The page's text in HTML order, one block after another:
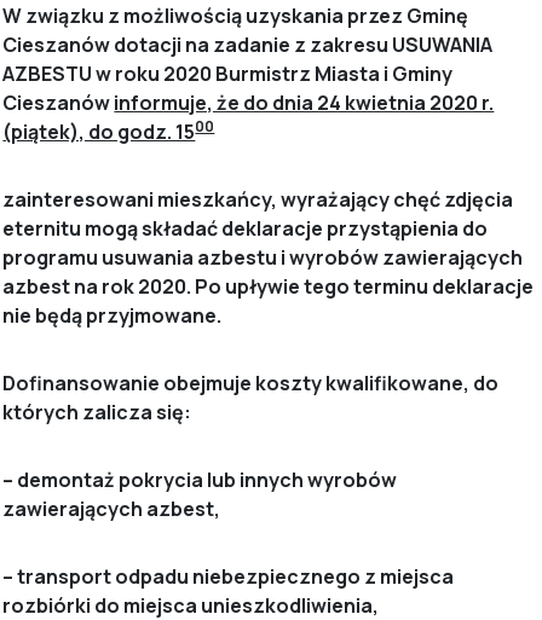
W związku z możliwością uzyskania przez Gminę
Cieszanów dotacji na zadanie z zakresu USUWANIA
AZBESTU w roku 2020 Burmistrz Miasta i Gminy
Cieszanówinformuje, że do dnia 24 kwietnia 2020 r.
(piątek), do godz. 1500
zainteresowani mieszkańcy, wyrażający chęć zdjęcia
eternitu mogą składać deklaracje przystąpienia do
programu usuwania azbestu i wyrobów zawierających
azbest na rok 2020. Po upływie tego terminu deklaracje
nie będą przyjmowane.
Dofinansowanie obejmuje koszty kwalifikowane, do
których zalicza się:
– demontaż pokrycia lub innych wyrobów
zawierających azbest,
– transport odpadu niebezpiecznego z miejsca
rozbiórki do miejsca unieszkodliwienia,